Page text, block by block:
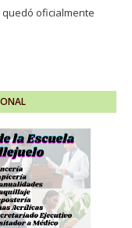
quedó oficialmente